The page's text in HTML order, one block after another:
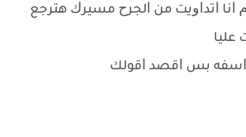
ﺍﺗﺪﺍﻭﻳﺖ ﻣﻦ ﺍﻟﺠﺮﺡ ﻣﺴﻴﺮﻙ ﻫﺘﺮﺟﻊ
ﻋﻠﻴﺎ
ﺑﺲ ﺍﻗﺼﺪ ﺍﻗﻮﻟﻚ